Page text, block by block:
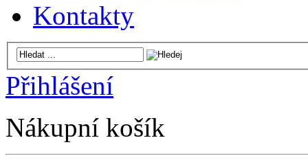
Kontakty
Přihlášení
Nákupní košík